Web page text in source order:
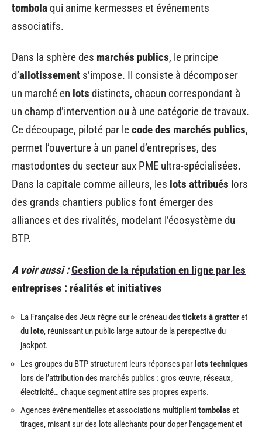
tombola qui anime kermesses et événements
associatifs.
Dans la sphère des marchés publics, le principe
d’allotissement s’impose. Il consiste à décomposer
un marché en lots distincts, chacun correspondant à
un champ d’intervention ou à une catégorie de travaux.
Ce découpage, piloté par lecode des marchés publics,
permet l’ouverture à un panel d’entreprises, des
mastodontes du secteur aux PME ultra-spécialisées.
Dans la capitale comme ailleurs, les lots attribués lors
des grands chantiers publics font émerger des
alliances et des rivalités, modelant l’écosystème du
BTP.
A voir aussi :Gestion de la réputation en ligne par les
entreprises : réalités et initiatives
La Française des Jeux règne sur le créneau des tickets à gratteret
du loto, réunissant un public large autour de la perspective du
jackpot.
Les groupes du BTP structurent leurs réponses par lots techniques
lors de l’attribution des marchés publics : gros œuvre, réseaux,
électricité… chaque segment attire ses propres experts.
Agences événementielles et associations multiplienttombolaset
tirages, misant sur des lots alléchants pour doper l’engagement et